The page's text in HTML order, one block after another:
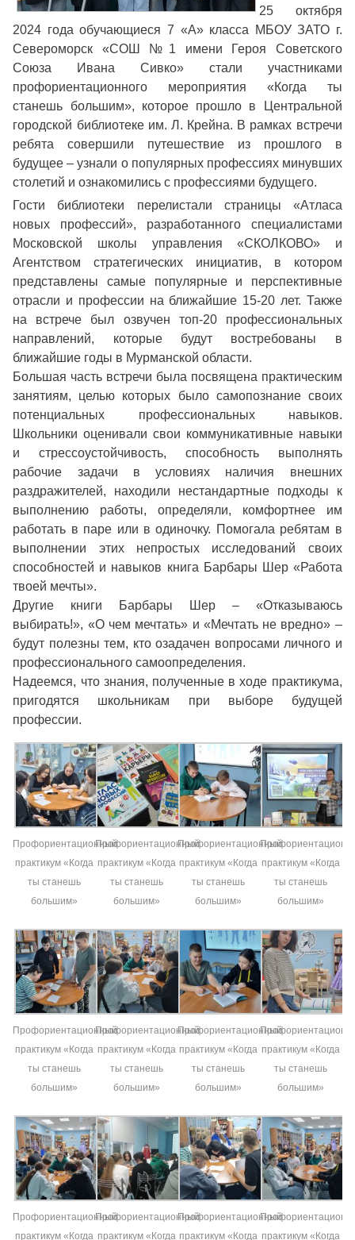
25 октября
2024 года обучающиеся 7 «А» класса МБОУ ЗАТО г.
Североморск «СОШ №1 имени Героя Советского
Союза Ивана Сивко» стали участниками
профориентационного мероприятия «Когда ты
станешь большим», которое прошло в Центральной
городской библиотеке им. Л. Крейна. В рамках встречи
ребята совершили путешествие из прошлого в
будущее – узнали о популярных профессиях минувших
столетий и ознакомились с профессиями будущего.
Гости библиотеки перелистали страницы «Атласа
новых профессий», разработанного специалистами
Московской школы управления «СКОЛКОВО» и
Агентством стратегических инициатив, в котором
представлены самые популярные и перспективные
отрасли и профессии на ближайшие 15-20 лет. Также
на встрече был озвучен топ-20 профессиональных
направлений, которые будут востребованы в
ближайшие годы в Мурманской области.
Большая часть встречи была посвящена практическим
занятиям, целью которых было самопознание своих
потенциальных профессиональных навыков.
Школьники оценивали свои коммуникативные навыки
и стрессоустойчивость, способность выполнять
рабочие задачи в условиях наличия внешних
раздражителей, находили нестандартные подходы к
выполнению работы, определяли, комфортнее им
работать в паре или в одиночку. Помогала ребятам в
выполнении этих непростых исследований своих
способностей и навыков книга Барбары Шер «Работа
твоей мечты».
Другие книги Барбары Шер – «Отказываюсь
выбирать!», «О чем мечтать» и «Мечтать не вредно» –
будут полезны тем, кто озадачен вопросами личного и
профессионального самоопределения.
Надеемся, что знания, полученные в ходе практикума,
пригодятся школьникам при выборе будущей
профессии.
Профориентационный
практикум «Когда
ты станешь
большим»
Профориентационный
практикум «Когда
ты станешь
большим»
Профориентационный
практикум «Когда
ты станешь
большим»
практикум «Когда
ты станешь
большим»
Профориентационный
практикум «Когда
ты станешь
большим»
Профориентационный
практикум «Когда
ты станешь
большим»
Профориентационный
практикум «Когда
ты станешь
большим»
практикум «Когда
ты станешь
большим»
Профориентационный
практикум «Когда
Профориентационный
практикум «Когда
Профориентационный
практикум «Когда практикум «Когда